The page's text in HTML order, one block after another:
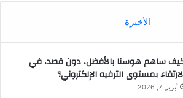
الأخيرة
ساهم هوسنا بالأفضل، دون قصد، في
بمستوى الترفيه الإلكتروني؟
أبريل 7, 2026